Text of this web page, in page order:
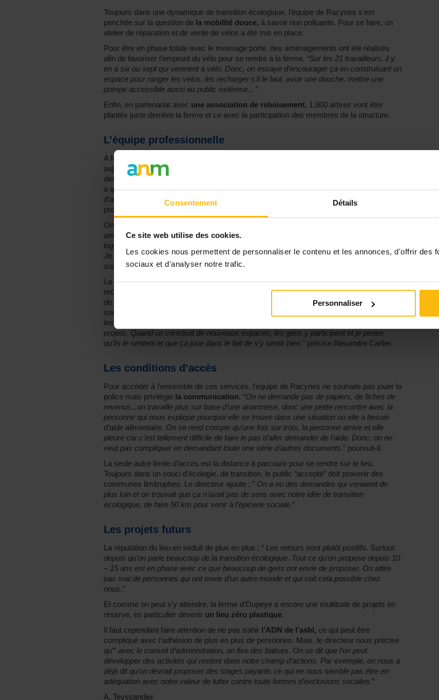
Consentement Détails
Ce site web utilise des cookies.
Les cookies nous permettent de personnaliser le contenu et les annonces, d'offrir des
sociaux et d'analyser notre trafic.
Personnaliser
Toujours dans une dynamique de transition écologique, l’équipe de Racynes s’est
penchée sur la question de la mobilité douce, à savoir non polluante. Pour se faire, un
atelier de réparation et de vente de vélos a été mis en place.
Pour être en phase totale avec le message porté, des aménagements ont été réalisés
afin de favoriser l’emprunt du vélo pour se rendre à la ferme. “Sur les 21 travailleurs, il y
en a six ou sept qui viennent à vélo. Donc, on essaye d’encourager ça en construisant un
espace pour ranger les vélos, les recharger s’il le faut, avoir une douche, mettre une
pompe accessible aussi au public extérieur... ”
Enfin, en partenariat avec une association de reboisement, 1.800 arbres vont être
plantés juste derrière la ferme et ce avec la participation des membres de la structure.
L’équipe professionnelle
A force de nouveaux services, l’équipe professionnelle s’est agrandie et compte
aujourd’hui 21 travailleurs. La plupart des travailleur.se.s sont des éducateur.trice.s,
des assistant.e.s sociaux.les mais on y croise aussi des psychologues et une graphiste
à qui s’ajoute une équipe logistique qui fait fonctionner l’épicerie sociale. L’important ici est
d’avoir des
casquettes de compétences
autant sociales que manuelles afin de pouvoir
proposer des activités.
On retrouve José, derrière le comptoir du restaurant en train de choisir quelle musique va
ambiancer les gens. “Je suis employé depuis mars en article 60. Je suis chargé de
logistique des bâtiments et principalement des véhicules. Je les contrôle et les entretiens.
Je fais également les tournées dans les grandes surfaces pour les invendus. Sinon, je
suis de temps en temps au restaurant social aussi. Je l’ambiance avec ma musique !
La dynamique est donc différente du début et sa petite équipe. Mais l’asbl Racynes
recherche à “
garder l’idée de départ, de rester relativement bas seuil. Que ça soit facile
de venir ici, qu’on puisse proposer un café, qu’on puisse écouter la demande. On
souhaite rester dans cette proximité là des gens. Ce petit lieu de vie, j’ai l’impression que
les gens s’y sentent bien. Il est important pour nous que les gens puissent participer aux
projets. Quand on construit de nouveaux espaces, les gens y participent et je pense
qu’ils le sentent et que ça joue dans le fait de s’y sentir bien.” précise Alexandre Carlier.
Les conditions d’accès
Pour accéder à l’ensemble de ces services, l’équipe de Racynes ne souhaite pas jouer la
police mais privilégie la communication. “On ne demande pas de papiers, de fiches de
revenus...on travaille plus sur base d’une anamnèse, donc une petite rencontre avec la
personne qui nous explique pourquoi elle se trouve dans une situation où elle a besoin
d’aide alimentaire. On se rend compte qu’une fois sur trois, la personne arrive et elle
pleure car c’est tellement difficile de faire le pas d’aller demander de l’aide. Donc, on ne
veut pas compliquer en demandant toute une série d’autres documents.” poursuit-il.
La seule autre limite d’accès est la distance à parcourir pour se rendre sur le lieu.
Toujours dans un souci d’écologie, de transition, le public “accepté” doit provenir des
communes limitrophes. Le directeur ajoute : ” On a eu des demandes qui venaient de
plus loin et on trouvait que ça n’avait pas de sens avec notre idée de transition
écologique, de faire 50 km pour venir à l’épicerie sociale.”
Les projets futurs
La réputation du lieu en séduit de plus en plus : “ Les retours sont plutôt positifs. Surtout
depuis qu’on parle beaucoup de la transition écologique. Tout ce qu’on propose depuis 10
– 15 ans est en phase avec ce que beaucoup de gens ont envie de proposer. On attire
pas mal de personnes qui ont envie d’un autre monde et qui voit cela possible chez
nous.”
Et comme on peut s’y attendre, la ferme d’Oupeye a encore une multitude de projets en
réserve, en particulier devenir un lieu zéro plastique.
Il faut cependant faire attention de ne pas trahir l’ADN de l’asbl, ce qui peut être
compliqué avec l’adhésion de plus en plus de personnes. Mais, le directeur nous précise
qu’” avec le conseil d’administration, on fixe des balises. On se dit que l’on peut
développer des activités qui restent dans notre champ d’actions. Par exemple, on nous a
déjà dit qu’on devrait proposer des stages payants ce qui ne nous semble pas être en
adéquation avec notre valeur de lutter contre toute formes d’exclusions sociales.”
A. Teyssandier